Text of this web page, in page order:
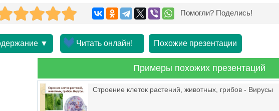
Помогли? Поделись!
▼ Читать онлайн! Похожие презентации
Примеры похожих презентаций
Строение клеток растений, животных, грибов - Вирусы